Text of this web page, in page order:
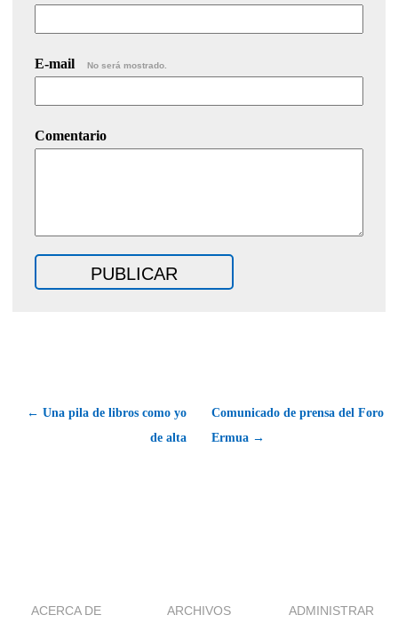
E-mail No será mostrado.
Comentario
← Una pila de libros como yo
de alta
Comunicado de prensa del Foro
Ermua →
ACERCA DE ARCHIVOS ADMINISTRAR